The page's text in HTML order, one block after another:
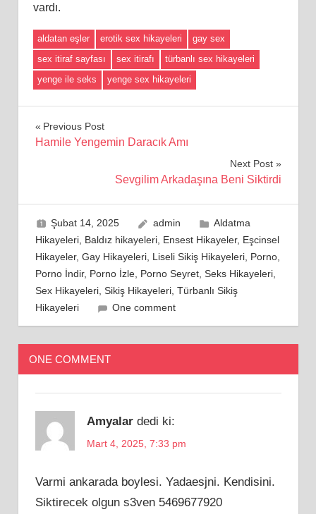
vardı.
aldatan eşler erotik sex hikayeleri
gay sex
sex itiraf sayfası
sex itirafı
türbanlı sex hikayeleri
yenge ile seks
yenge sex hikayeleri
Yazı
Previous Post
Hamile Yengemin Daracık Amı
Next Post
Sevgilim Arkadaşına Beni Siktirdi
Şubat 14, 2025 admin
Aldatma
Hikayeleri, Baldız hikayeleri, Ensest Hikayeler, Eşcinsel
Hikayeler, Gay Hikayeleri, Liseli Sikiş Hikayeleri, Porno,
Porno İndir, Porno İzle, Porno Seyret, Seks Hikayeleri,
Sex Hikayeleri, Sikiş Hikayeleri, Türbanlı Sikiş
Hikayeleri
One comment
ONE COMMENT
Amyalar dedi ki:
Mart 4, 2025, 7:33 pm
Varmi ankarada boylesi. Yadaesjni. Kendisini.
Siktirecek olgun s3ven 5469677920